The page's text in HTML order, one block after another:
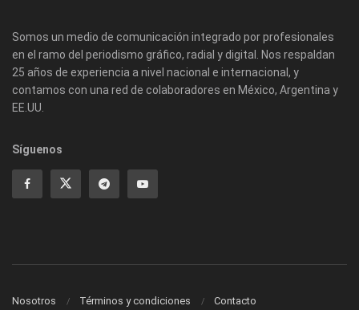
Somos un medio de comunicación integrado por profesionales
en el ramo del periodismo gráfico, radial y digital. Nos respaldan
25 años de experiencia a nivel nacional e internacional, y
contamos con una red de colaboradores en México, Argentina y
EE.UU.
Síguenos
Nosotros Términos y condiciones Contacto